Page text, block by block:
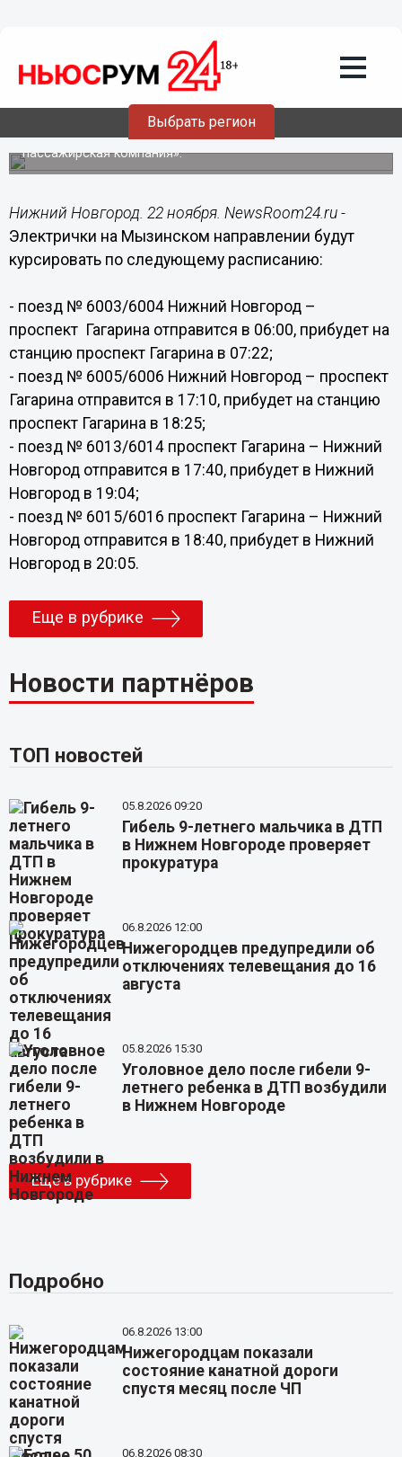
Выбрать регион
Расписание электричек Нижний
Новгород – проспект Гагарина
изменится с 28 декабря
Об этом сообщает АО «Волго-Вятская пригородная
пассажирская компания».
Нижний Новгород. 22 ноября. NewsRoom24.ru -
Электрички на Мызинском направлении будут
курсировать по следующему расписанию:
- поезд № 6003/6004 Нижний Новгород –
проспект Гагарина отправится в 06:00, прибудет на
станцию проспект Гагарина в 07:22;
- поезд № 6005/6006 Нижний Новгород – проспект
Гагарина отправится в 17:10, прибудет на станцию
проспект Гагарина в 18:25;
- поезд № 6013/6014 проспект Гагарина – Нижний
Новгород отправится в 17:40, прибудет в Нижний
Новгород в 19:04;
- поезд № 6015/6016 проспект Гагарина – Нижний
Новгород отправится в 18:40, прибудет в Нижний
Новгород в 20:05.
Еще в рубрике
Новости партнёров
ТОП новостей
05.8.2026 09:20
Гибель 9-летнего мальчика в ДТП
в Нижнем Новгороде проверяет
прокуратура
06.8.2026 12:00
Нижегородцев предупредили об
отключениях телевещания до 16
августа
05.8.2026 15:30
Уголовное дело после гибели 9-
летнего ребенка в ДТП возбудили
в Нижнем Новгороде
Еще в рубрике
Подробно
06.8.2026 13:00
Нижегородцам показали
состояние канатной дороги
спустя месяц после ЧП
06.8.2026 08:30